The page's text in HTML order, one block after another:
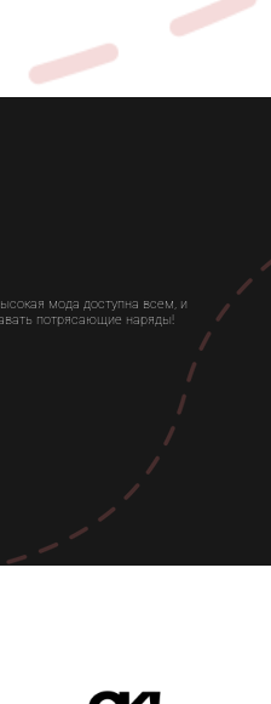
мода доступна всем, и
потрясающие наряды!